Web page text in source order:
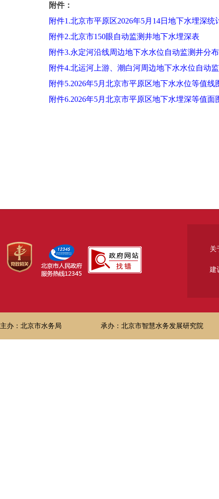
附件：
附件1.北京市平原区2026年5月14日地下水埋深统
附件2.北京市150眼自动监测井地下水埋深表
附件3.永定河沿线周边地下水水位自动监测井分
附件4.北运河上游、潮白河周边地下水水位自动
附件5.2026年5月北京市平原区地下水水位等值线
附件6.2026年5月北京市平原区地下水埋深等值面
关
建
主办：北京市水务局 承办：北京市智慧水务发展研究院